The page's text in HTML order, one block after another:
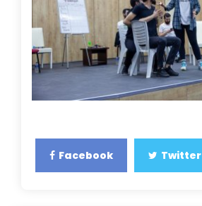
Facebook Twitter